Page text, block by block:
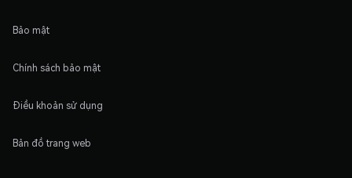
Bảo mật
Chính sách bảo mật
Điều khoản sử dụng
Bản đồ trang web